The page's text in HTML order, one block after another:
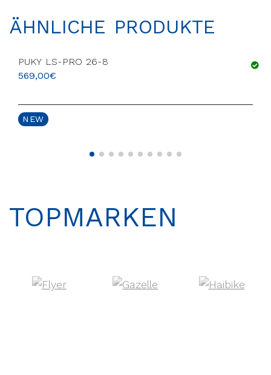
ÄHNLICHE PRODUKTE
PUKY LS-PRO 26-8
569,00€
NEW
TOPMARKEN